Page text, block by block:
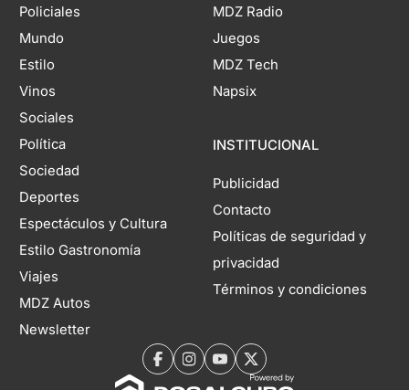
Policiales
Mundo
Estilo
Vinos
Sociales
Política
Sociedad
Deportes
Espectáculos y Cultura
Estilo Gastronomía
Viajes
MDZ Autos
Newsletter
MDZ Radio
Juegos
MDZ Tech
Napsix
INSTITUCIONAL
Publicidad
Contacto
Políticas de seguridad y
privacidad
Términos y condiciones